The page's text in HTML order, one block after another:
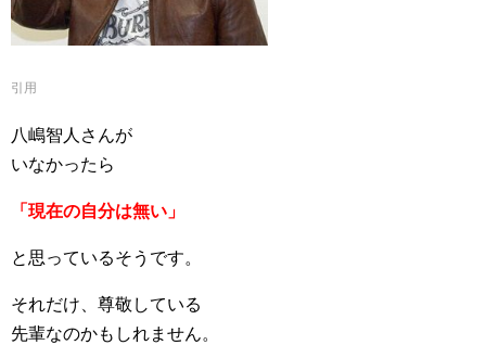
引用
八嶋智人さんが
いなかったら
「現在の自分は無い」
と思っているそうです。
それだけ、尊敬している
先輩なのかもしれません。